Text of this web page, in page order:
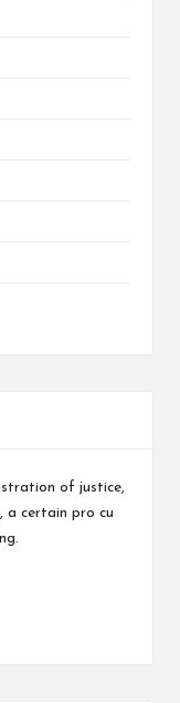
of justice,
a certain pro cu